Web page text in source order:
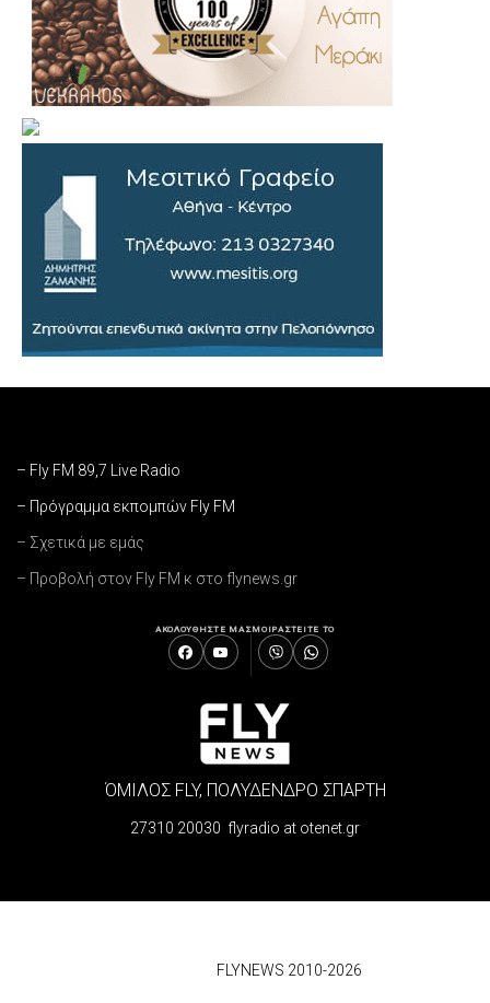
– Fly FM 89,7 Live Radio
– Πρόγραμμα εκπομπών Fly FM
– Σχετικά με εμάς
– Προβολή στον Fly FM κ στο flynews.gr
ΑΚΟΛΟΥΘΗΣΤΕ ΜΑΣΜΟΙΡΑΣΤΕΙΤΕ ΤΟ
ΌΜΙΛΟΣ FLY, ΠΟΛΥΔΕΝΔΡΟ ΣΠΑΡΤΗ
27310 20030 flyradio at otenet.gr
FLYNEWS 2010-2026